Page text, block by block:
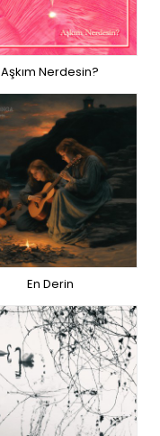
Aşkım Nerdesin?
En Derin